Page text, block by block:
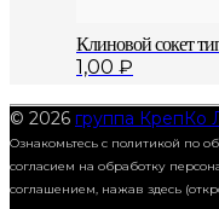
Клиновой сокет
1,00 ₽
© 2026 группа КрепКо
Ознакомьтесь с политикой по
согласием на обработку
соглашением, нажав здесь